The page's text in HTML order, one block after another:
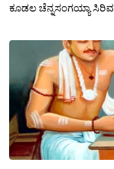
ಕೂಡಲ ಚೆನ್ನಸಂಗಯ್ಯಾ